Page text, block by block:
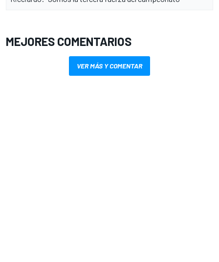
MEJORES COMENTARIOS
VER MÁS Y COMENTAR